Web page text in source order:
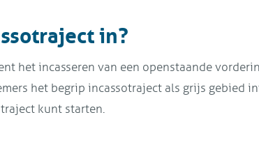
in?
het incasseren van een openstaande
het begrip incassotraject als grijs gebied
kunt starten.